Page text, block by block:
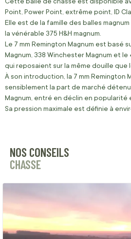
Point, Power Point, extrême point, ID
Elle est de la famille des balles
la vénérable 375 H&H magnum.
Le 7 mm Remington Magnum est basé
Magnum, 338 Winchester Magnum et
qui reposaient sur la même douille que
À son introduction, la 7 mm Remington
sensiblement la part de marché
Magnum, entré en déclin en popularité
Sa pression maximale est définie à
NOS CONSEILS
CHASSE